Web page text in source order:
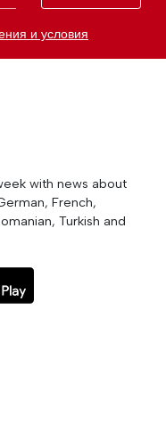
и условия
with news about
French,
Turkish and